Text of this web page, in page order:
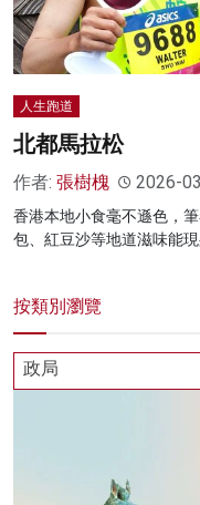
人生跑道
北都馬拉松
作者: 張樹槐 2026-
香港本地小食毫不遜色，
包、紅豆沙等地道滋味能
按類別瀏覽
政局